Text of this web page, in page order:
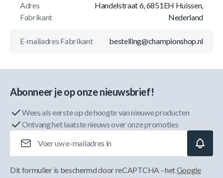
Adres
Fabrikant
Handelstraat 6, 6851EH Huissen,
Nederland
E-mailadres Fabrikant bestelling@championshop.nl
Abonneer je op onze nieuwsbrief!
Wees als eerste op de hoogte van nieuwe producten
Ontvang het laatste nieuws over onze promoties
Dit formulier is beschermd door reCAPTCHA - hetGoogle